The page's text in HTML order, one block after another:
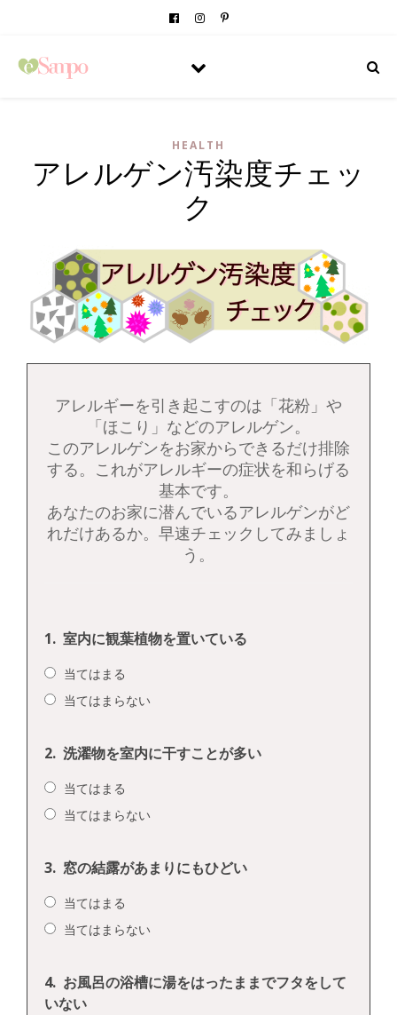
HEALTH
アレルゲン汚染度チェッ
ク
アレルギーを引き起こすのは「花粉」や
「ほこり」などのアレルゲン。
このアレルゲンをお家からできるだけ排除
する。これがアレルギーの症状を和らげる
基本です。
あなたのお家に潜んでいるアレルゲンがど
れだけあるか。早速チェックしてみましょ
う。
1. 室内に観葉植物を置いている
当てはまる
当てはまらない
2. 洗濯物を室内に干すことが多い
当てはまる
当てはまらない
3. 窓の結露があまりにもひどい
当てはまる
当てはまらない
4. お風呂の浴槽に湯をはったままでフタをして
いない